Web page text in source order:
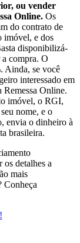
ou vender
Online. Os
do contrato de
imóvel, e dos
disponibilizá-
a compra. O
Ainda, se você
interessado em
Remessa Online.
imóvel, o RGI,
nome, e o
envia o dinheiro à
brasileira.
os detalhes a
mais
Conheça